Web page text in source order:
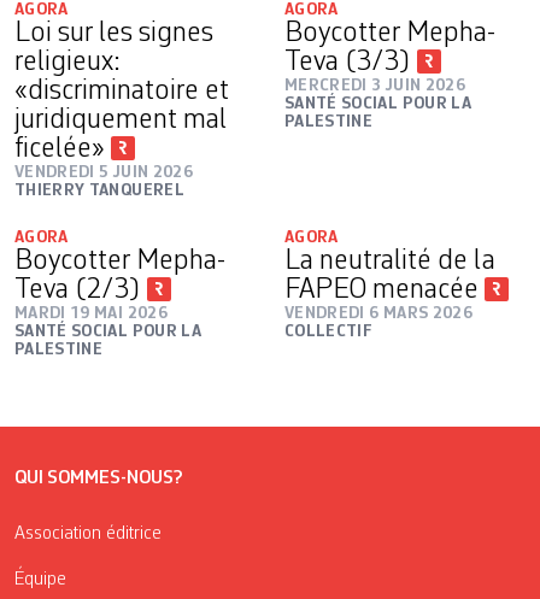
AGORA
Loi sur les signes
religieux:
«discriminatoire et
juridiquement mal
ficelée»
VENDREDI 5 JUIN 2026
THIERRY TANQUEREL
AGORA
Boycotter Mepha-
Teva (3/3)
MERCREDI 3 JUIN 2026
SANTÉ SOCIAL POUR LA
PALESTINE
AGORA
Boycotter Mepha-
Teva (2/3)
MARDI 19 MAI 2026
SANTÉ SOCIAL POUR LA
PALESTINE
AGORA
La neutralité de la
FAPEO menacée
VENDREDI 6 MARS 2026
COLLECTIF
QUI SOMMES-NOUS?
Association éditrice
Équipe